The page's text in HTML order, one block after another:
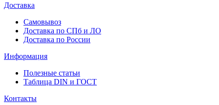
Доставка
Самовывоз
Доставка по СПб и ЛО
Доставка по России
Информация
Полезные статьи
Таблица DIN и ГОСТ
Контакты